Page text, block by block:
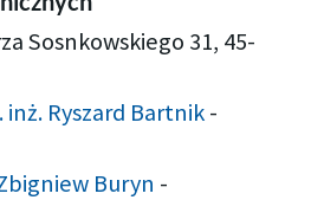
Sosnkowskiego 31, 45-
inż. Ryszard Bartnik-
Buryn -